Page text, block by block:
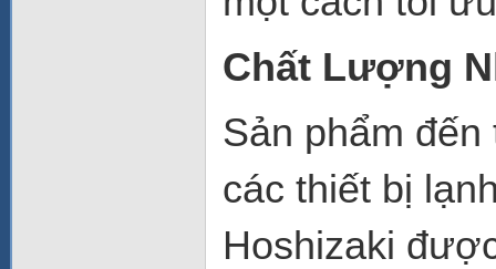
Chất Lượng
Sản phẩm
các thiết bị
Hoshizaki